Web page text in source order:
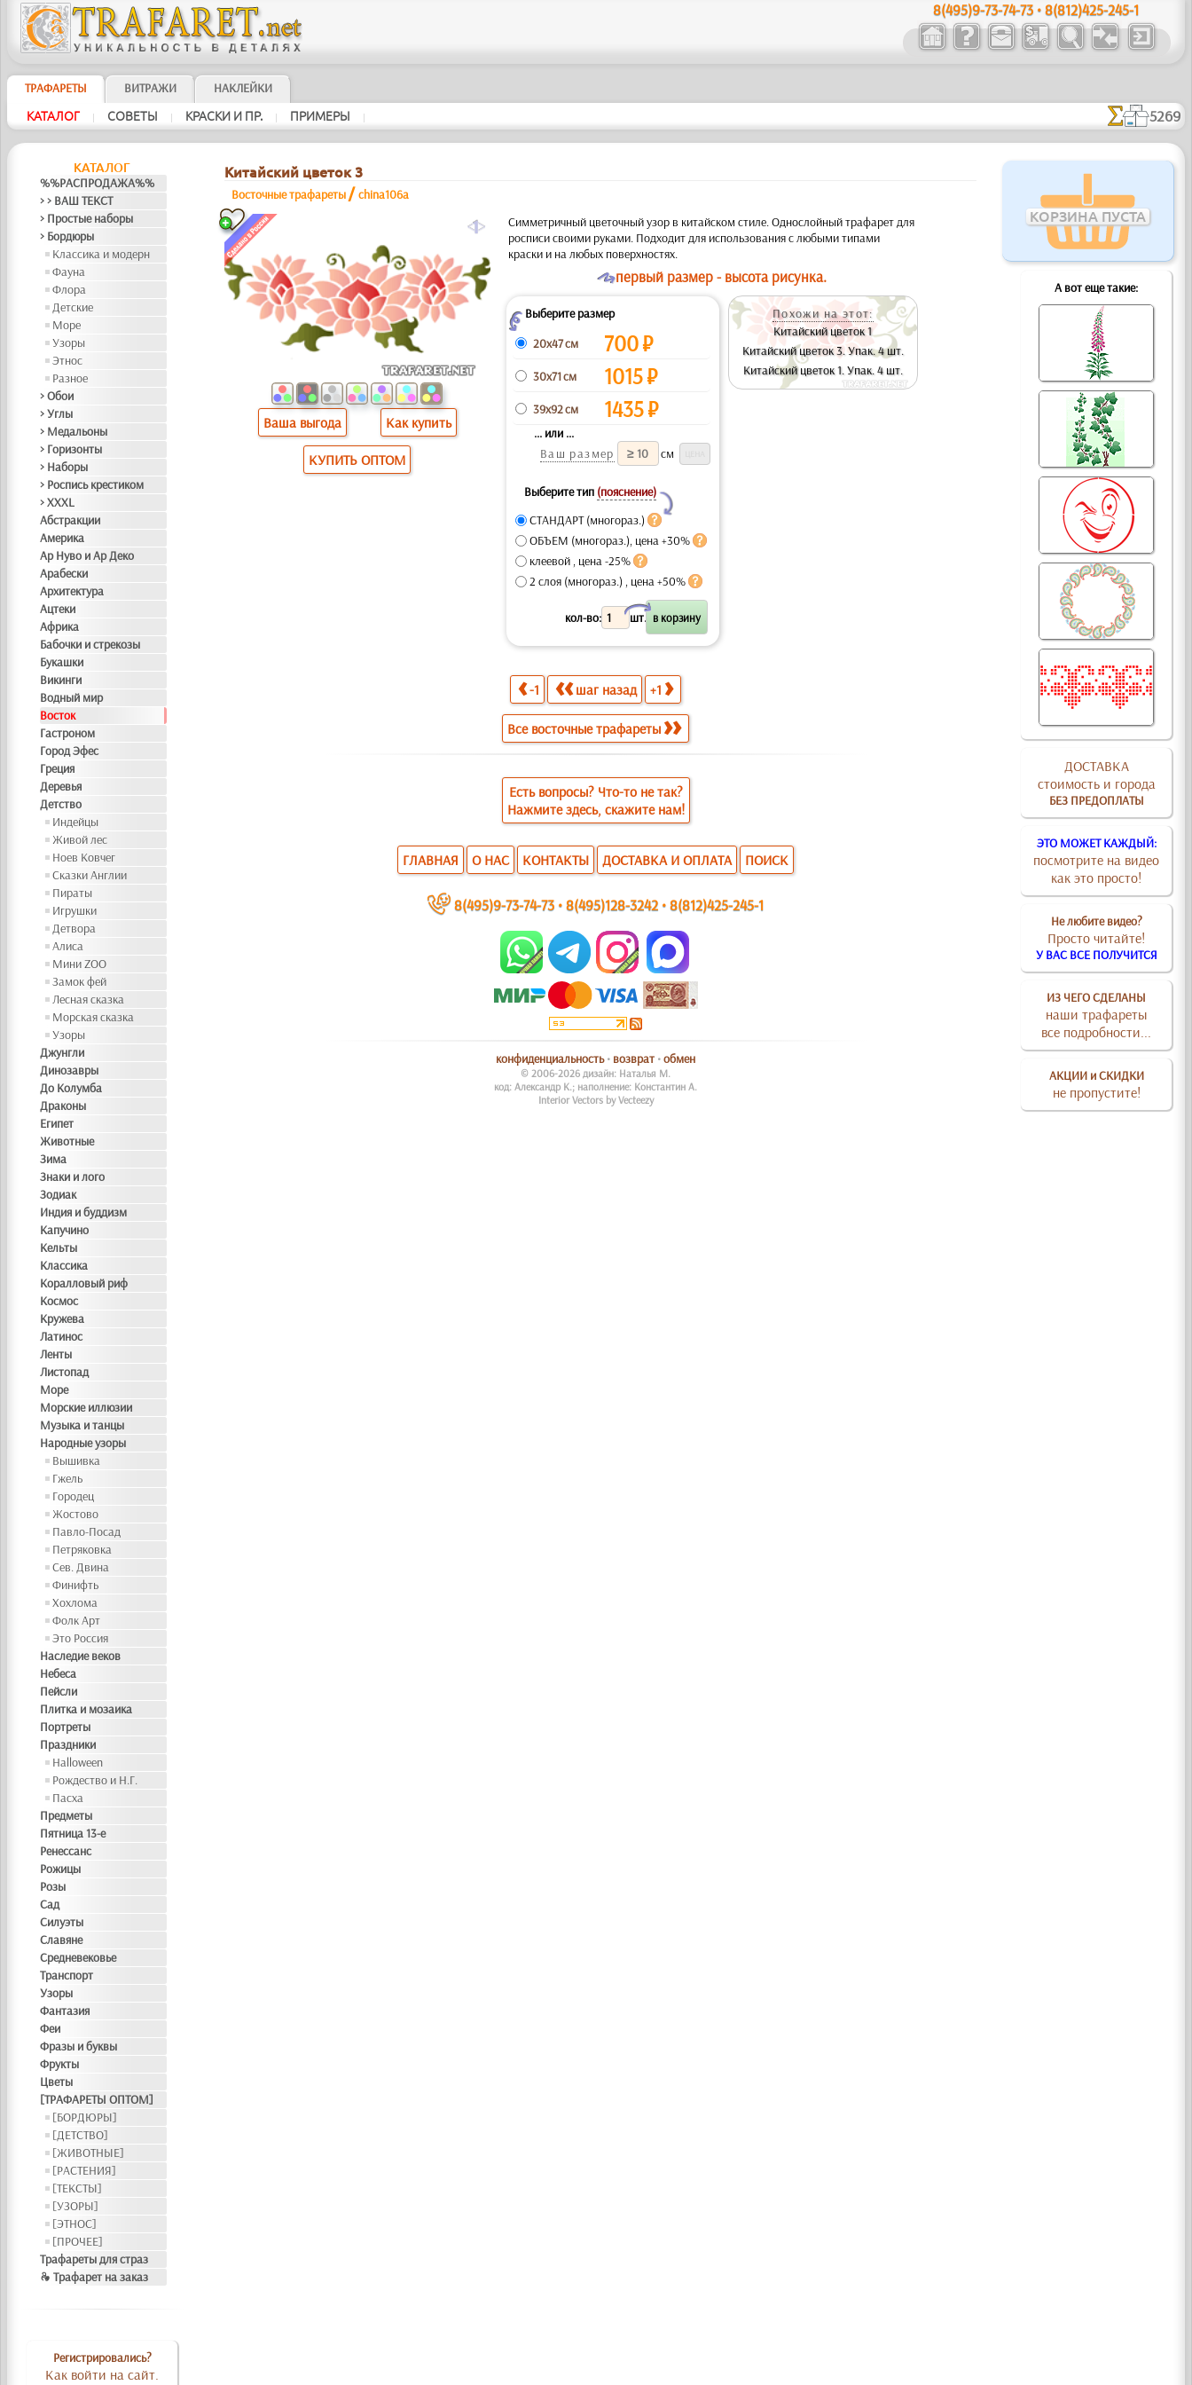
8(495)9-73-74-73 • 8(812)425-245-1
ТРАФАРЕТЫ ВИТРАЖИ НАКЛЕЙКИ
КАТАЛОГ | СОВЕТЫ | КРАСКИ И ПР. | ПРИМЕРЫ | 5269
КАТАЛОГ
%%РАСПРОДАЖА%%
> > ВАШ ТЕКСТ
> Простые наборы
> Бордюры
Классика и модерн
Фауна
Флора
Детские
Море
Узоры
Этнос
Разное
> Обои
> Углы
> Медальоны
> Горизонты
> Наборы
> Роспись крестиком
> XXXL
Абстракции
Америка
Ар Нуво и Ар Деко
Арабески
Архитектура
Ацтеки
Африка
Бабочки и стрекозы
Букашки
Викинги
Водный мир
Восток
Гастроном
Город Эфес
Греция
Деревья
Детство
Индейцы
Живой лес
Ноев Ковчег
Сказки Англии
Пираты
Игрушки
Детвора
Алиса
Мини ZOO
Замок фей
Лесная сказка
Морская сказка
Узоры
Джунгли
Динозавры
До Колумба
Драконы
Египет
Животные
Зима
Знаки и лого
Зодиак
Индия и буддизм
Капучино
Кельты
Классика
Коралловый риф
Космос
Кружева
Латинос
Ленты
Листопад
Море
Морские иллюзии
Музыка и танцы
Народные узоры
Вышивка
Гжель
Городец
Жостово
Павло-Посад
Петряковка
Сев. Двина
Финифть
Хохлома
Фолк Арт
Это Россия
Наследие веков
Небеса
Пейсли
Плитка и мозаика
Портреты
Праздники
Halloween
Рождество и Н.Г.
Пасха
Предметы
Пятница 13-е
Ренессанс
Рожицы
Розы
Сад
Силуэты
Славяне
Средневековье
Транспорт
Узоры
Фантазия
Феи
Фразы и буквы
Фрукты
Цветы
[ТРАФАРЕТЫ ОПТОМ]
[БОРДЮРЫ]
[ДЕТСТВО]
[ЖИВОТНЫЕ]
[РАСТЕНИЯ]
[ТЕКСТЫ]
[УЗОРЫ]
[ЭТНОС]
[ПРОЧЕЕ]
Трафареты для страз
❧ Трафарет на заказ
Регистрировались?
Как войти на сайт.
КОРЗИНА ПУСТА
А вот еще такие:
ДОСТАВКА
стоимость и города
БЕЗ ПРЕДОПЛАТЫ
ЭТО МОЖЕТ КАЖДЫЙ:
посмотрите на видео
как это просто!
Не любите видео?
Просто читайте!
У ВАС ВСЕ ПОЛУЧИТСЯ
ИЗ ЧЕГО СДЕЛАНЫ
наши трафареты
все подробности...
АКЦИИ и СКИДКИ
не пропустите!
Китайский цветок 3
Восточные трафареты /china106a
a
Ваша выгода Как купить
КУПИТЬ ОПТОМ
Симметричный цветочный узор в китайском стиле. Однослойный трафарет для
росписи своими руками. Подходит для использования с любыми типами
краски и на любых поверхностях.
Oпервый размер - высота рисунка.
ZВыберите размер
20x47 см
700₽
30x71 см 1015₽
39x92 см 1435₽
... или ...
Ваш размер
см
Выберите тип (пояснение)
Y
СТАНДАРТ (многораз.)
ОБЪЕМ (многораз.), цена +30%
клеевой , цена -25%
2 слоя (многораз.) , цена +50%
кол-во: шт.
X
Похожи на этот:
Китайский цветок 1
Китайский цветок 3. Упак. 4 шт.
Китайский цветок 1. Упак. 4 шт.
-1 шаг назад +1
Все восточные трафареты
Есть вопросы? Что-то не так?
Нажмите здесь, скажите нам!
ГЛАВНАЯ О НАС КОНТАКТЫ ДОСТАВКА И ОПЛАТА ПОИСК
~ 8(495)9-73-74-73 •8(495)128-3242 •8(812)425-245-1
конфиденциальность• возврат •обмен
© 2006-2026 дизайн: Наталья М.
код: Александр К.; наполнение: Константин А.
Interior Vectors by Vecteezy